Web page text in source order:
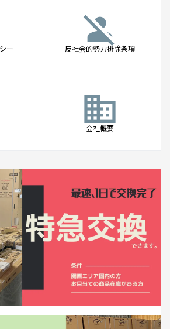
ー
person_off
反社会的勢力排除条項
business
会社概要